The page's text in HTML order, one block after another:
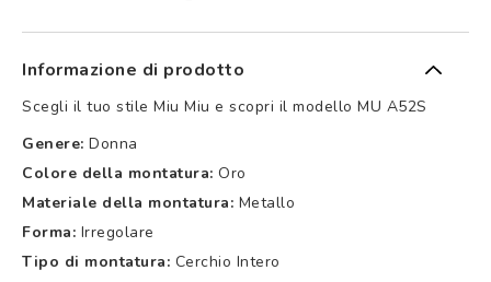
Informazione di prodotto
Scegli il tuo stile Miu Miu e scopri il modello MU A52S
Genere: Donna
Colore della montatura: Oro
Materiale della montatura: Metallo
Forma: Irregolare
Tipo di montatura: Cerchio Intero